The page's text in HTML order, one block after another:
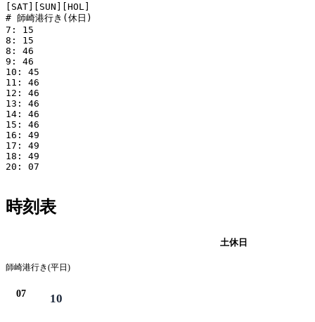
[SAT][SUN][HOL]
# 師崎港行き(休日)
7: 15
8: 15
8: 46
9: 46
10: 45
11: 46
12: 46
13: 46
14: 46
15: 46
16: 49
17: 49
18: 49
20: 07
時刻表
土休日
師崎港行き(平日)
07 10